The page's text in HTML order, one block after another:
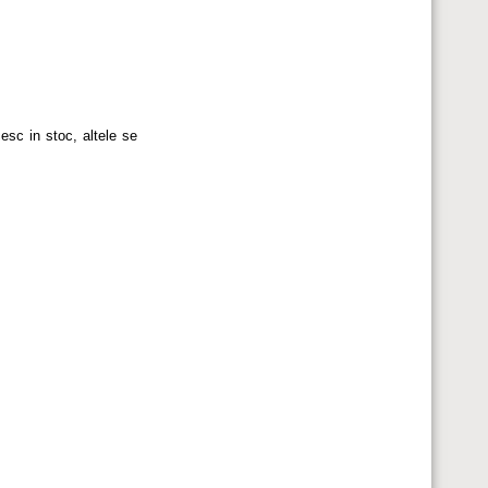
in stoc, altele se